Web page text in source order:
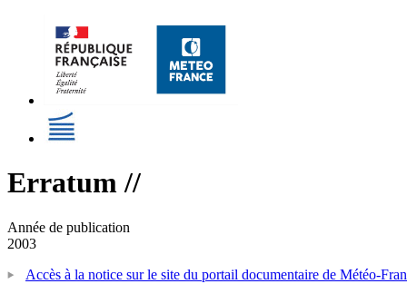
Erratum //
Année de publication
2003
Accès à la notice sur le site du portail documentaire de Météo-